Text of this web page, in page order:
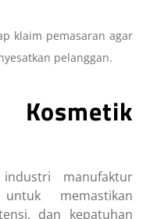
klaim pemasaran agar
pelanggan.
Kosmetik
manufaktur
memastikan
dan kepatuhan